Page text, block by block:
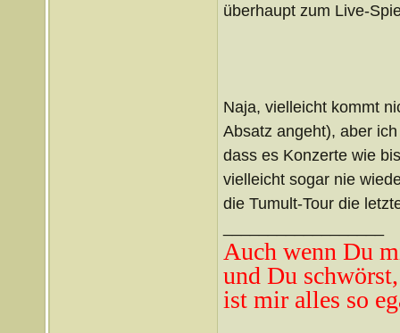
überhaupt zum Live-
Naja, vielleicht kommt
Absatz angeht), aber
dass es Konzerte wie
vielleicht sogar nie
die Tumult-Tour die
Auch wenn Du
und Du
ist mir alles so